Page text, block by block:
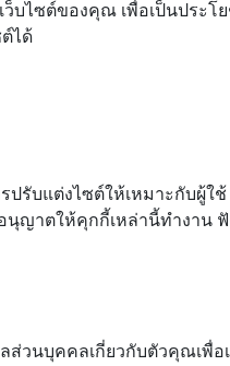
บไซต์ของคุณ เพื่อเป็นประ
ได้
รับแต่งไซต์ให้เหมาะกับผู้
ญาตให้คุกกี้เหล่านี้ทำงาน
ส่วนบุคคลเกี่ยวกับตัวคุณเพื่